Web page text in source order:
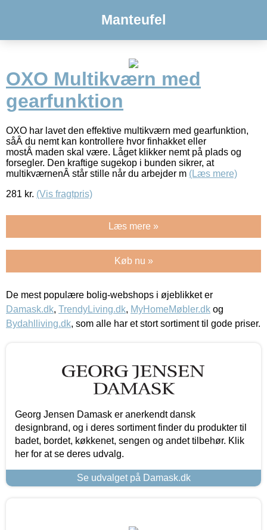
Manteufel
OXO Multikværn med
gearfunktion
OXO har lavet den effektive multikværn med gearfunktion,
såÂ du nemt kan kontrollere hvor finhakket eller
mostÂ maden skal være. Låget klikker nemt på plads og
forsegler. Den kraftige sugekop i bunden sikrer, at
multikværnenÂ står stille når du arbejder m (Læs mere)
281 kr. (Vis fragtpris)
Læs mere »
Køb nu »
De mest populære bolig-webshops i øjeblikket er
Damask.dk, TrendyLiving.dk, MyHomeMøbler.dk og
Bydahlliving.dk, som alle har et stort sortiment til gode priser.
Georg Jensen Damask er anerkendt dansk
designbrand, og i deres sortiment finder du produkter til
badet, bordet, køkkenet, sengen og andet tilbehør. Klik
her for at se deres udvalg.
Se udvalget på Damask.dk